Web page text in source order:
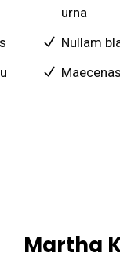
urna
Nullam
Martha